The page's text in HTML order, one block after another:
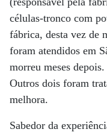
células-tronco com
fábrica, desta vez de
foram atendidos em
morreu meses
Outros dois foram
melhora.
Sabedor da